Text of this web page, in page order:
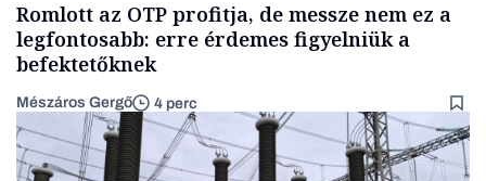
Romlott az OTP profitja, de messze nem ez a
legfontosabb: erre érdemes figyelniük a
befektetőknek
Mészáros Gergő 4 perc